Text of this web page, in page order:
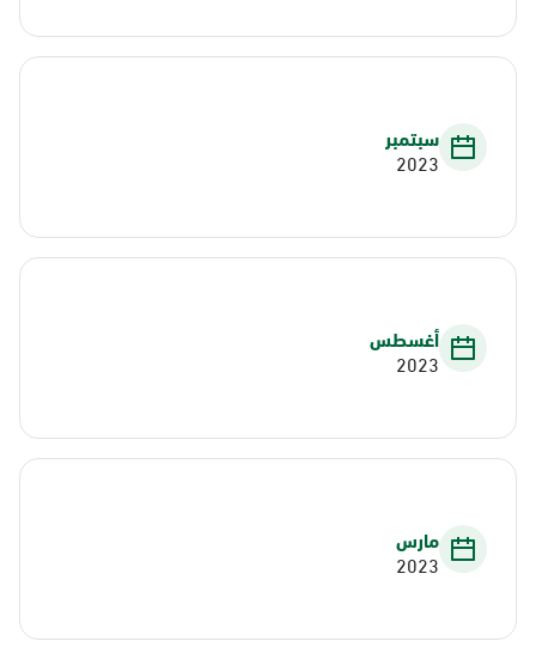
سبتمبر
2023
أغسطس
2023
مارس
2023